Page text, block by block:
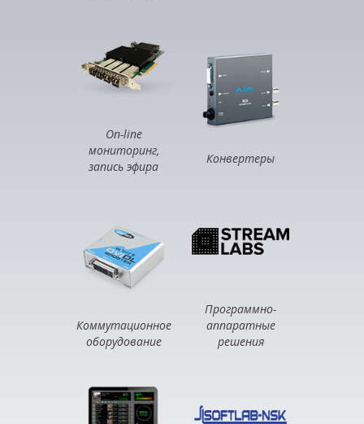
On-line
мониторинг,
запись эфира
Конвертеры
Коммутационное
оборудование
Программно-
аппаратные
решения